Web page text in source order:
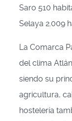
Saro 510
Selaya 2.009
La Comarca
del clima
siendo su
agricultura,
hostelería